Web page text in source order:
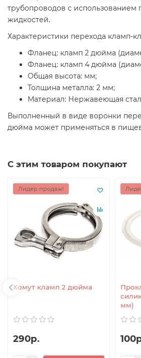
трубопроводов с использованием
жидкостей.
Характеристики перехода кламп-
Фланец: кламп 2 дюйма
Фланец: кламп 4 дюйма
Общая высота: мм;
Толщина металла: 2 мм;
Материал: Нержавеющая
Выполненный в виде воронки
дюйма может применяться в
С этим товаром покупают
Лидер продаж!
Хомут кламп 2 дюйма
290р.
мм)